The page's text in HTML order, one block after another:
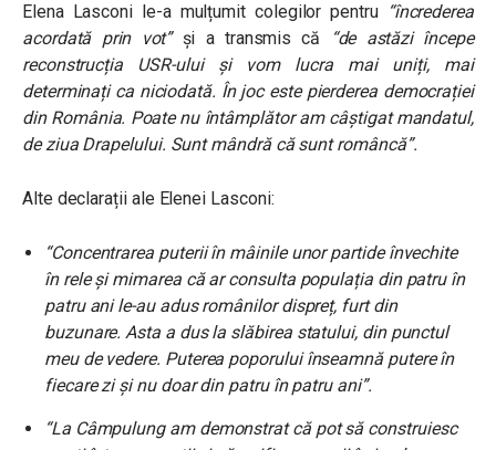
Elena Lasconi le-a mulțumit colegilor pentru “încrederea
acordată prin vot” și a transmis că “de astăzi începe
reconstrucția USR-ului și vom lucra mai uniți, mai
determinați ca niciodată. În joc este pierderea democrației
din România. Poate nu întâmplător am câștigat mandatul,
de ziua Drapelului. Sunt mândră că sunt româncă”.
Alte declarații ale Elenei Lasconi:
“Concentrarea puterii în mâinile unor partide învechite
în rele și mimarea că ar consulta populația din patru în
patru ani le-au adus românilor dispreț, furt din
buzunare. Asta a dus la slăbirea statului, din punctul
meu de vedere. Puterea poporului înseamnă putere în
fiecare zi și nu doar din patru în patru ani”.
“La Câmpulung am demonstrat că pot să construiesc